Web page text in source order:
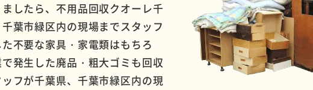
したら、不用品回収クオーレ千
葉市緑区内の現場までスタッフ
不要な家具・家電類はもちろ
発生した廃品・粗大ゴミも回収
フが千葉県、千葉市緑区内の現